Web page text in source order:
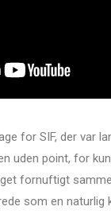
for SIF, der var
uden point, for
fornuftigt
som en naturlig